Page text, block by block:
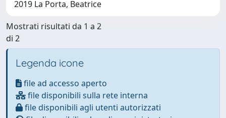
2019 La Porta, Beatrice
Mostrati risultati da 1 a 2
di 2
Legenda icone
file ad accesso aperto
file disponibili sulla rete interna
file disponibili agli utenti autorizzati